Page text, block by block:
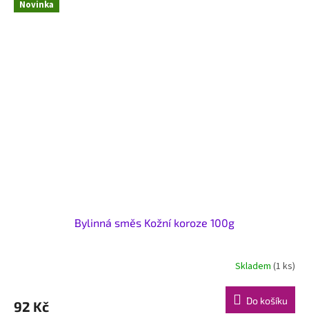
Novinka
Bylinná směs Kožní koroze 100g
Skladem (1 ks)
92 Kč Do košíku